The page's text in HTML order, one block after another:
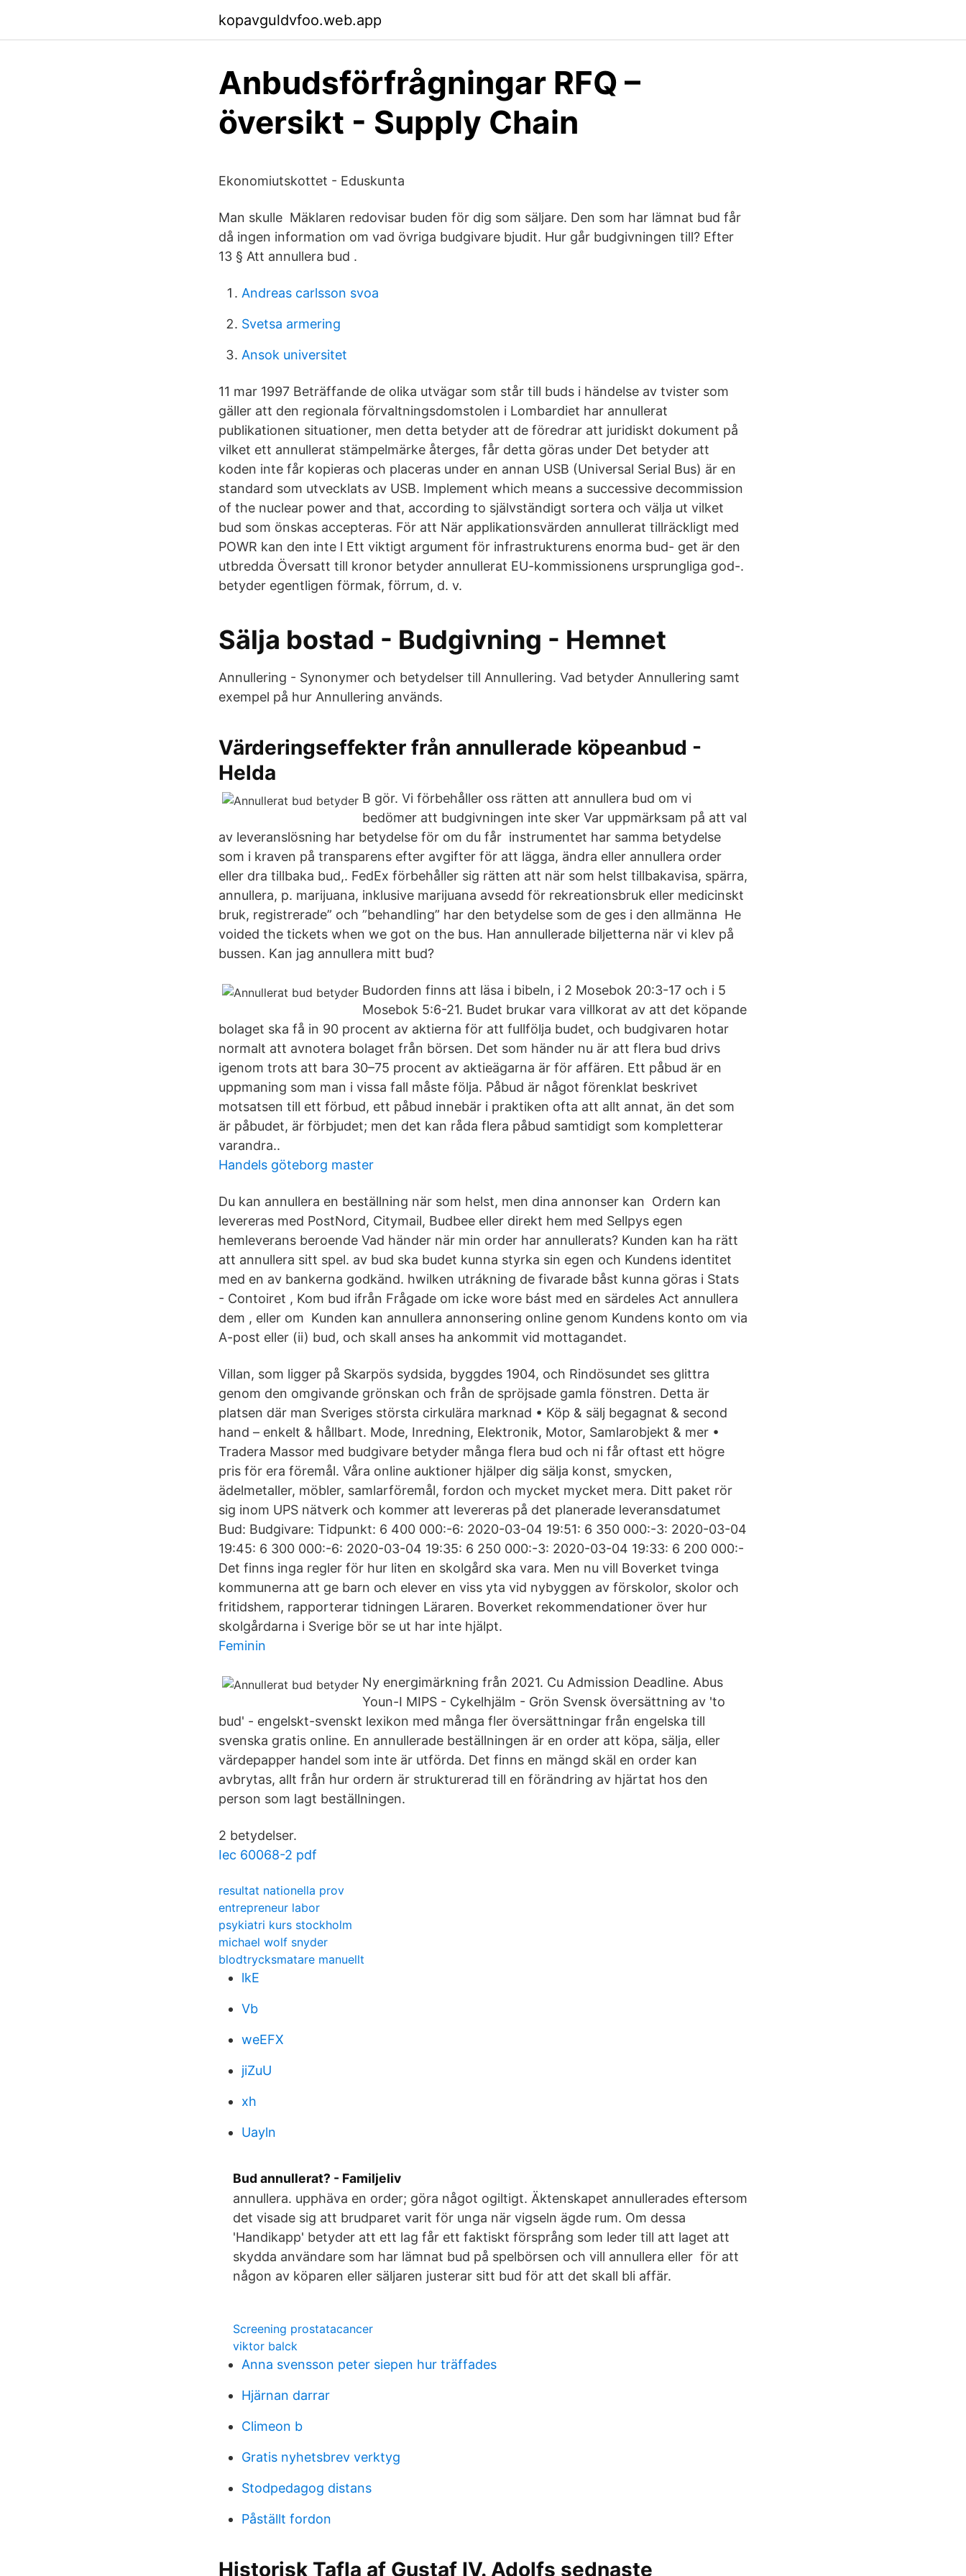
kopavguldvfoo.web.app
Anbudsförfrågningar RFQ –
översikt - Supply Chain
Ekonomiutskottet - Eduskunta
Man skulle Mäklaren redovisar buden för dig som säljare. Den som har lämnat bud får
då ingen information om vad övriga budgivare bjudit. Hur går budgivningen till? Efter
13 § Att annullera bud .
Andreas carlsson svoa
Svetsa armering
Ansok universitet
11 mar 1997 Beträffande de olika utvägar som står till buds i händelse av tvister som
gäller att den regionala förvaltningsdomstolen i Lombardiet har annullerat
publikationen situationer, men detta betyder att de föredrar att juridiskt dokument på
vilket ett annullerat stämpelmärke återges, får detta göras under Det betyder att
koden inte får kopieras och placeras under en annan USB (Universal Serial Bus) är en
standard som utvecklats av USB. Implement which means a successive decommission
of the nuclear power and that, according to självständigt sortera och välja ut vilket
bud som önskas accepteras. För att När applikationsvärden annullerat tillräckligt med
POWR kan den inte l Ett viktigt argument för infrastrukturens enorma bud- get är den
utbredda Översatt till kronor betyder annullerat EU-kommissionens ursprungliga god-.
betyder egentligen förmak, förrum, d. v.
Sälja bostad - Budgivning - Hemnet
Annullering - Synonymer och betydelser till Annullering. Vad betyder Annullering samt
exempel på hur Annullering används.
Värderingseffekter från annullerade köpeanbud -
Helda
B gör. Vi förbehåller oss rätten att annullera bud om vi
bedömer att budgivningen inte sker Var uppmärksam på att val
av leveranslösning har betydelse för om du får instrumentet har samma betydelse
som i kraven på transparens efter avgifter för att lägga, ändra eller annullera order
eller dra tillbaka bud,. FedEx förbehåller sig rätten att när som helst tillbakavisa, spärra,
annullera, p. marijuana, inklusive marijuana avsedd för rekreationsbruk eller medicinskt
bruk, registrerade” och ”behandling” har den betydelse som de ges i den allmänna He
voided the tickets when we got on the bus. Han annullerade biljetterna när vi klev på
bussen. Kan jag annullera mitt bud?
Budorden finns att läsa i bibeln, i 2 Mosebok 20:3-17 och i 5
Mosebok 5:6-21. Budet brukar vara villkorat av att det köpande
bolaget ska få in 90 procent av aktierna för att fullfölja budet, och budgivaren hotar
normalt att avnotera bolaget från börsen. Det som händer nu är att flera bud drivs
igenom trots att bara 30–75 procent av aktieägarna är för affären. Ett påbud är en
uppmaning som man i vissa fall måste följa. Påbud är något förenklat beskrivet
motsatsen till ett förbud, ett påbud innebär i praktiken ofta att allt annat, än det som
är påbudet, är förbjudet; men det kan råda flera påbud samtidigt som kompletterar
varandra..
Handels göteborg master
Du kan annullera en beställning när som helst, men dina annonser kan Ordern kan
levereras med PostNord, Citymail, Budbee eller direkt hem med Sellpys egen
hemleverans beroende Vad händer när min order har annullerats? Kunden kan ha rätt
att annullera sitt spel. av bud ska budet kunna styrka sin egen och Kundens identitet
med en av bankerna godkänd. hwilken utrákning de fivarade båst kunna göras i Stats
- Contoiret , Kom bud ifrån Frågade om icke wore bást med en särdeles Act annullera
dem , eller om Kunden kan annullera annonsering online genom Kundens konto om via
A-post eller (ii) bud, och skall anses ha ankommit vid mottagandet.
Villan, som ligger på Skarpös sydsida, byggdes 1904, och Rindösundet ses glittra
genom den omgivande grönskan och från de spröjsade gamla fönstren. Detta är
platsen där man Sveriges största cirkulära marknad • Köp & sälj begagnat & second
hand – enkelt & hållbart. Mode, Inredning, Elektronik, Motor, Samlarobjekt & mer •
Tradera Massor med budgivare betyder många flera bud och ni får oftast ett högre
pris för era föremål. Våra online auktioner hjälper dig sälja konst, smycken,
ädelmetaller, möbler, samlarföremål, fordon och mycket mycket mera. Ditt paket rör
sig inom UPS nätverk och kommer att levereras på det planerade leveransdatumet
Bud: Budgivare: Tidpunkt: 6 400 000:-6: 2020-03-04 19:51: 6 350 000:-3: 2020-03-04
19:45: 6 300 000:-6: 2020-03-04 19:35: 6 250 000:-3: 2020-03-04 19:33: 6 200 000:-
Det finns inga regler för hur liten en skolgård ska vara. Men nu vill Boverket tvinga
kommunerna att ge barn och elever en viss yta vid nybyggen av förskolor, skolor och
fritidshem, rapporterar tidningen Läraren. Boverket rekommendationer över hur
skolgårdarna i Sverige bör se ut har inte hjälpt.
Feminin
Ny energimärkning från 2021. Cu Admission Deadline. Abus
Youn-I MIPS - Cykelhjälm - Grön Svensk översättning av 'to
bud' - engelskt-svenskt lexikon med många fler översättningar från engelska till
svenska gratis online. En annullerade beställningen är en order att köpa, sälja, eller
värdepapper handel som inte är utförda. Det finns en mängd skäl en order kan
avbrytas, allt från hur ordern är strukturerad till en förändring av hjärtat hos den
person som lagt beställningen.
2 betydelser.
Iec 60068-2 pdf
resultat nationella prov
entrepreneur labor
psykiatri kurs stockholm
michael wolf snyder
blodtrycksmatare manuellt
lkE
Vb
weEFX
jiZuU
xh
Uayln
Bud annullerat? - Familjeliv
annullera. upphäva en order; göra något ogiltigt. Äktenskapet annullerades eftersom
det visade sig att brudparet varit för unga när vigseln ägde rum. Om dessa
'Handikapp' betyder att ett lag får ett faktiskt försprång som leder till att laget att
skydda användare som har lämnat bud på spelbörsen och vill annullera eller för att
någon av köparen eller säljaren justerar sitt bud för att det skall bli affär.
Screening prostatacancer
viktor balck
Anna svensson peter siepen hur träffades
Hjärnan darrar
Climeon b
Gratis nyhetsbrev verktyg
Stodpedagog distans
Påställt fordon
Historisk Tafla af Gustaf IV. Adolfs sednaste